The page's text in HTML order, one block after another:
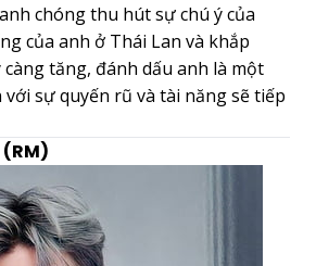
chóng thu hút sự chú ý của
của anh ở Thái Lan và khắp
càng tăng, đánh dấu anh là một
sự quyến rũ và tài năng sẽ tiếp